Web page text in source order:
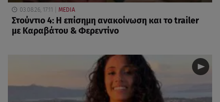
03.08.26, 17:11 MEDIA
Στούντιο 4: Η επίσημη ανακοίνωση και το trailer
με Καραβάτου & Φερεντίνο